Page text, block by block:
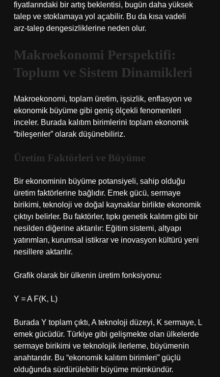
fiyatlarındaki bir artış beklentisi, bugün daha yüksek
talep ve stoklamaya yol açabilir. Bu da kısa vadeli
arz‑talep dengesizliklerine neden olur.
Makroekonomi Perspektifi:
Toplum ve Sistem Dinamikleri
Makroekonomi, toplam üretim, işsizlik, enflasyon ve
ekonomik büyüme gibi geniş ölçekli fenomenleri
inceler. Burada kalıtım birimlerini toplam ekonomik
“bileşenler” olarak düşünebiliriz.
Üretim Faktörleri ve Büyüme
Bir ekonominin büyüme potansiyeli, sahip olduğu
üretim faktörlerine bağlıdır. Emek gücü, sermaye
birikimi, teknoloji ve doğal kaynaklar birlikte ekonomik
çıktıyı belirler. Bu faktörler, tıpkı genetik kalıtım gibi bir
nesilden diğerine aktarılır: Eğitim sistemi, altyapı
yatırımları, kurumsal istikrar ve inovasyon kültürü yeni
nesillere aktarılır.
Grafik olarak bir ülkenin üretim fonksiyonu:
Y = A F(K, L)
Burada Y toplam çıktı, A teknoloji düzeyi, K sermaye, L
emek gücüdür. Türkiye gibi gelişmekte olan ülkelerde
sermaye birikimi ve teknolojik ilerleme, büyümenin
anahtarıdır. Bu “ekonomik kalıtım birimleri” güçlü
olduğunda sürdürülebilir büyüme mümkündür.